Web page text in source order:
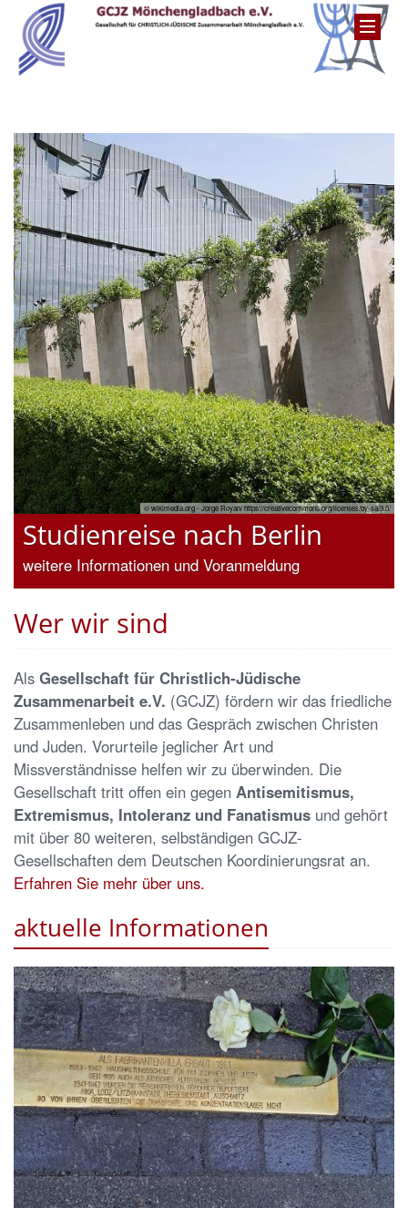
© wikimedia.org - Jorge Royan/ https://creativecommons.org/licenses/by-sa/3.0/
Studienreise nach Berlin
weitere Informationen und Voranmeldung
Wer wir sind
Als Gesellschaft für Christlich-Jüdische
Zusammenarbeit e.V. (GCJZ) fördern wir das friedliche
Zusammenleben und das Gespräch zwischen Christen
und Juden. Vorurteile jeglicher Art und
Missverständnisse helfen wir zu überwinden. Die
Gesellschaft tritt offen ein gegen Antisemitismus,
Extremismus, Intoleranz und Fanatismus und gehört
mit über 80 weiteren, selbständigen GCJZ-
Gesellschaften dem Deutschen Koordinierungsrat an.
Erfahren Sie mehr über uns.
aktuelle Informationen